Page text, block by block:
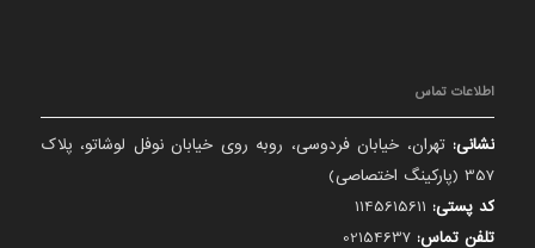
اطلاعات تماس
نشانی: تهران، خیابان فردوسی، روبه روی خیابان نوفل لوشاتو، پلاک
357 (پارکینگ اختصاصی)
کد پستی:
تلفن تماس: